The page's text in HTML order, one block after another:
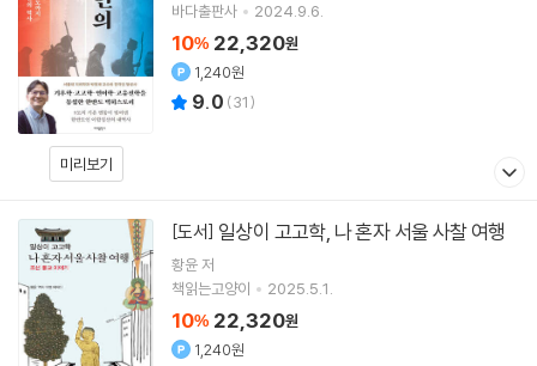
미리보기
바다출판사
2024.9.6.
10% 22,320원
1,240원
9.0 (31)
[도서] 일상이 고고학, 나 혼자 서울 사찰 여행
황윤저
책읽는고양이
2025.5.1.
10% 22,320원
1,240원